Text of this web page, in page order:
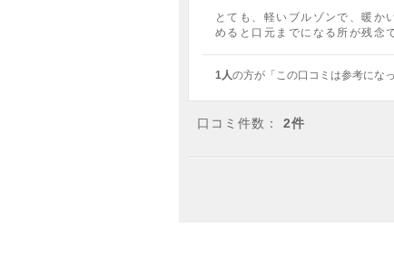
とても、軽いブルゾンで、暖か
めると口元までになる所が残念
1人の方が「この口コミは参考にな
口コミ件数： 2件